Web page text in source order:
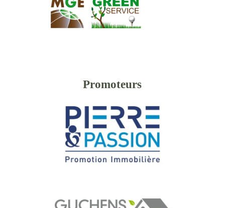
Promoteurs